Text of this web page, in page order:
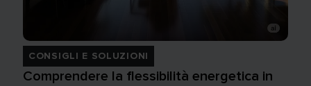
CONSIGLI E SOLUZIONI
Comprendere la flessibilità energetica in